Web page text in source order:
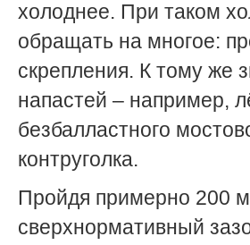
холоднее. При таком
обращать на многое:
скрепления. К тому же
напастей – например,
безбалластного
контруголка.
Пройдя примерно 200
сверхнормативный